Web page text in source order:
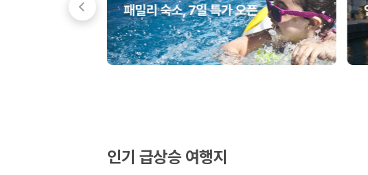
완전자차와 슈퍼자차는 업체별 보장 범위가 다를 수 있습니다. 카모아에서는 제주 렌
3. 제주공항 접근성과 셔틀 조건을 함께 확인하세요
제주 렌트카는 차량 인수 위치와 셔틀 편의성에 따라 실제 이용 만족도가 달라집니다.
커플·친구 여행에서 많이 선택되며 가격과 승차감의 균형이 좋은 차종입니다.
인기 급상승 여행지